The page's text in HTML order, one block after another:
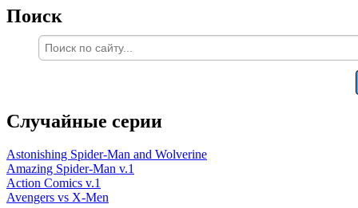
Поиск
Случайные серии
Astonishing Spider-Man and Wolverine
Amazing Spider-Man v.1
Action Comics v.1
Avengers vs X-Men